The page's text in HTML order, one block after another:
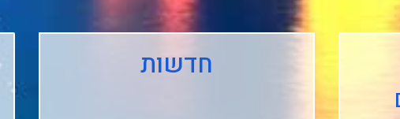
חדשות